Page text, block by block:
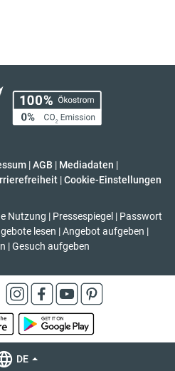
|AGB | Mediadaten |
| Cookie-Einstellungen
Nutzung | Pressespiegel | Passwort
lesen | Angebot aufgeben |
| Gesuch aufgeben
DE